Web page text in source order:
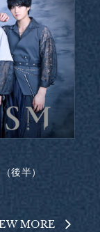
後半）
MORE